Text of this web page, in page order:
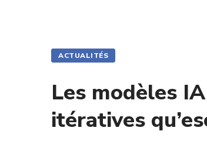
ACTUALITÉS
Les modèles
itératives